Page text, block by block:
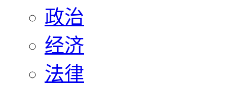
政治
经济
法律